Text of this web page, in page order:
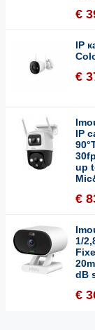
€
IP
€
IP
up
€
1/
dB
€